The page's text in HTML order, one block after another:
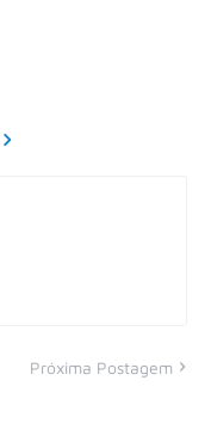
Próxima Postagem